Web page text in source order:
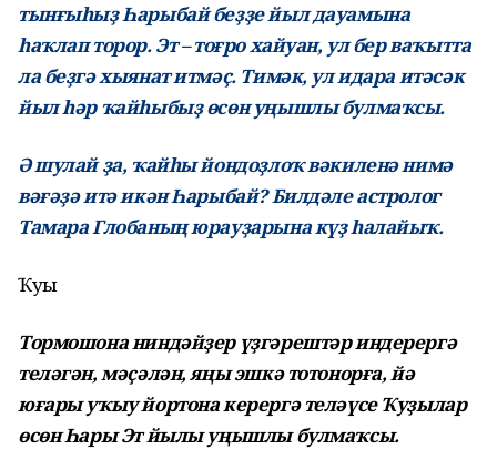
тынғыһыҙ Һарыбай беҙҙе йыл дауамына
һаҡлап торор. Эт – тоғро хайуан, ул бер ваҡытта
ла беҙгә хыянат итмәҫ. Тимәк, ул идара итәсәк
йыл һәр ҡайһыбыҙ өсөн уңышлы булмаҡсы.
Ә шулай ҙа, ҡайһы йондоҙлоҡ вәкиленә нимә
вәғәҙә итә икән Һарыбай? Билдәле астролог
Тамара Глобаның юрауҙарына күҙ һалайыҡ.
Ҡуҙы
Тормошона ниндәйҙер үҙгәрештәр индерергә
теләгән, мәҫәлән, яңы эшкә тотонорға, йә
юғары уҡыу йортона керергә теләүсе Ҡуҙылар
өсөн Һары Эт йылы уңышлы булмаҡсы.